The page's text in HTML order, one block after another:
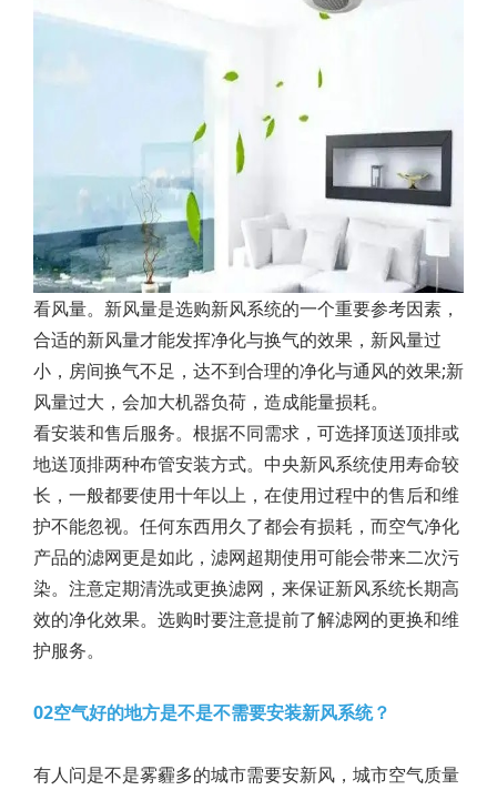
看风量。新风量是选购新风系统的一个重要参考因素，
合适的新风量才能发挥净化与换气的效果，新风量过
小，房间换气不足，达不到合理的净化与通风的效果;新
风量过大，会加大机器负荷，造成能量损耗。
看安装和售后服务。根据不同需求，可选择顶送顶排或
地送顶排两种布管安装方式。中央新风系统使用寿命较
长，一般都要使用十年以上，在使用过程中的售后和维
护不能忽视。任何东西用久了都会有损耗，而空气净化
产品的滤网更是如此，滤网超期使用可能会带来二次污
染。注意定期清洗或更换滤网，来保证新风系统长期高
效的净化效果。选购时要注意提前了解滤网的更换和维
护服务。
02空气好的地方是不是不需要安装新风系统？
有人问是不是雾霾多的城市需要安新风，城市空气质量